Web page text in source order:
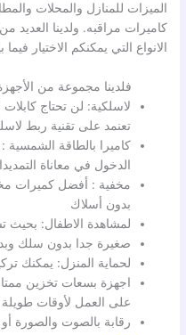
الميزات للمنازل والمحلات
كاميرات مراقبه. ولدينا العديد
الانواع التي يمكنكم الاختيار فيما
فلدينا مجموعة من
لاسلكية: لن تحتاج
تعنمد على تقنية ربط
كاميرا بالطاقة الشمسية :
الدخول في معاناة
مخفية : أفضل كميرات
بدون أسلاك
لمشاهدة الاطفال: بحيث
صغيرة جدا بدون سلك
لحماية المنزل: يمكنك
اجهزة بسعات تخزين
على العمل لأوقات طويلة
رقابة بالصوت والصورة